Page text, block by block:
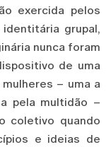
exercida pelos
grupal,
nunca foram
de uma
– uma a
pela multidão –
coletivo quando
e ideias de